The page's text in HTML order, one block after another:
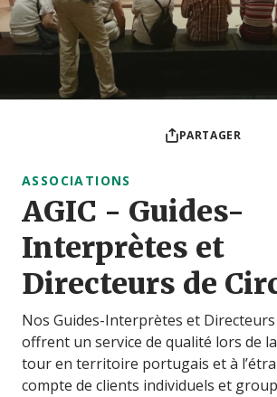
PARTAGER
ASSOCIATIONS
AGIC - Guides-
Interprètes et
Directeurs de
Nos Guides-Interprètes et
offrent un service de qualité lors de
tour en territoire portugais et à
compte de clients individuels et